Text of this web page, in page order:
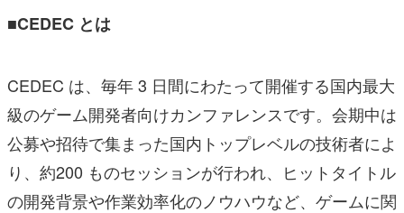
■CEDEC とは
CEDEC は、毎年 3 日間にわたって開催する国内最大
級のゲーム開発者向けカンファレンスです。会期中は
公募や招待で集まった国内トップレベルの技術者によ
り、約200 ものセッションが行われ、ヒットタイトル
の開発背景や作業効率化のノウハウなど、ゲームに関